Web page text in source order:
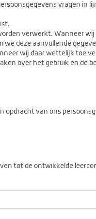
vragen in
verwerkt. Wanneer
we deze aanvullende
wij daar wettelijk toe
over het gebruik en de
opdracht van ons
tot de ontwikkelde